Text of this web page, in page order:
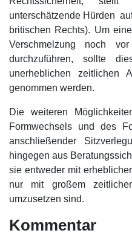
unterschätzende Hürden
britischen Rechts). Um
Verschmelzung noch
durchzuführen, sollte
unerheblichen zeitlichen
genommen werden.
Die weiteren
Formwechsels und des
anschließender
hingegen aus
sie entweder mit
nur mit großem
umzusetzen sind.
Kommentar